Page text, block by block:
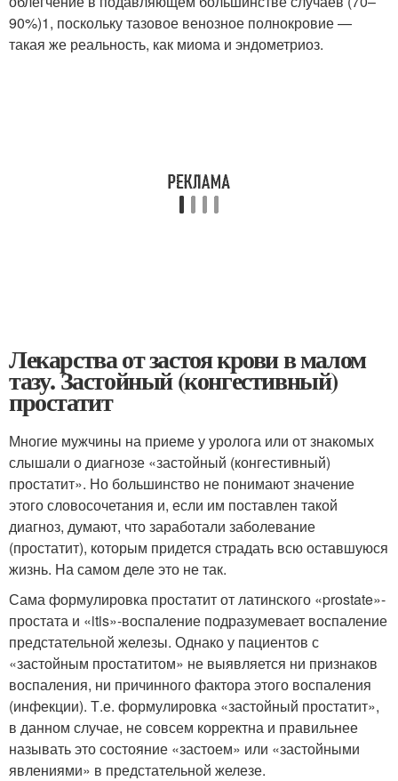
90%)1, поскольку тазовое венозное полнокровие —
такая же реальность, как миома и эндометриоз.
Лекарства от застоя крови в малом
тазу. Застойный (конгестивный)
простатит
Многие мужчины на приеме у уролога или от знакомых
слышали о диагнозе «застойный (конгестивный)
простатит». Но большинство не понимают значение
этого словосочетания и, если им поставлен такой
диагноз, думают, что заработали заболевание
(простатит), которым придется страдать всю оставшуюся
жизнь. На самом деле это не так.
Сама формулировка простатит от латинского «prostate»-
простата и «itis»-воспаление подразумевает воспаление
предстательной железы. Однако у пациентов с
«застойным простатитом» не выявляется ни признаков
воспаления, ни причинного фактора этого воспаления
(инфекции). Т.е. формулировка «застойный простатит»,
в данном случае, не совсем корректна и правильнее
называть это состояние «застоем» или «застойными
явлениями» в предстательной железе.